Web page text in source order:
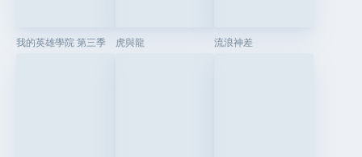
我的英雄學院 第三季 虎與龍 流浪神差